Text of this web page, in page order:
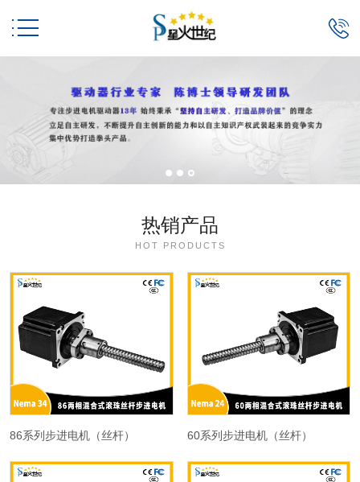
 
热销产品
HOT PRODUCTS
86系列步进电机（丝杆） 60系列步进电机（丝杆）